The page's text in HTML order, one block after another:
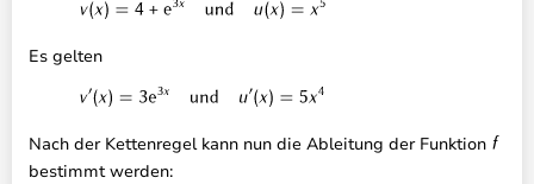
Es gelten
Nach der Kettenregel kann nun die Ableitung der Funktion
bestimmt werden: